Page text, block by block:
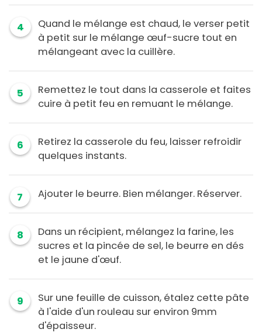
4
Quand le mélange est chaud, le verser petit
à petit sur le mélange œuf-sucre tout en
mélangeant avec la cuillère.
5
Remettez le tout dans la casserole et faites
cuire à petit feu en remuant le mélange.
6
Retirez la casserole du feu, laisser refroidir
quelques instants.
7 Ajouter le beurre. Bien mélanger. Réserver.
8
Dans un récipient, mélangez la farine, les
sucres et la pincée de sel, le beurre en dés
et le jaune d'œuf.
9
Sur une feuille de cuisson, étalez cette pâte
à l'aide d'un rouleau sur environ 9mm
d'épaisseur.